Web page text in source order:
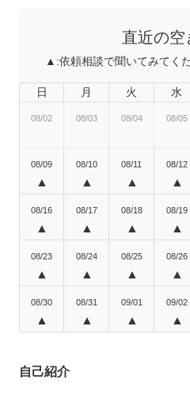
直近の空
▲:依頼相談で聞いてみてく
日 月 火 水
08/02 08/03 08/04 08/05
08/09
▲
08/10
▲
08/11
▲
08/12
▲
08/16
▲
08/17
▲
08/18
▲
08/19
▲
08/23
▲
08/24
▲
08/25
▲
08/26
▲
08/30
▲
08/31
▲
09/01
▲
09/02
▲
自己紹介